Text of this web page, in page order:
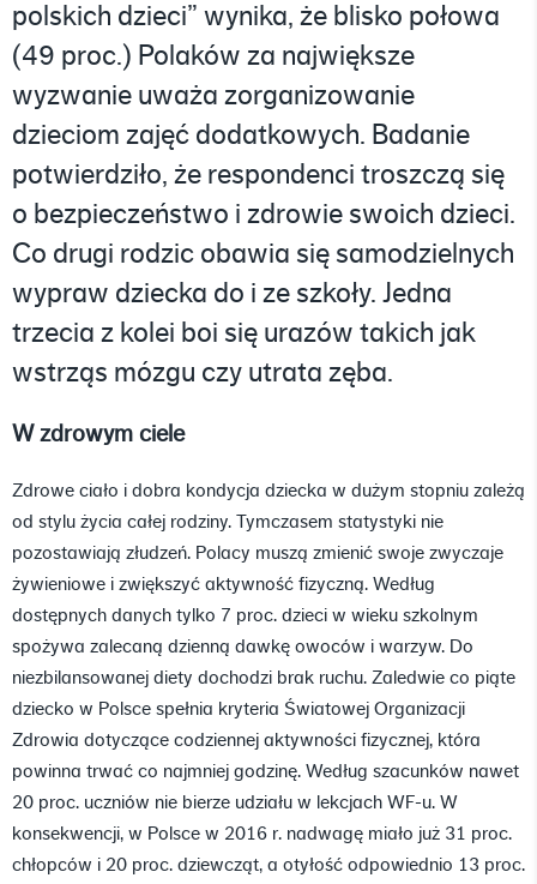
polskich dzieci” wynika, że blisko połowa
(49 proc.) Polaków za największe
wyzwanie uważa zorganizowanie
dzieciom zajęć dodatkowych. Badanie
potwierdziło, że respondenci troszczą się
o bezpieczeństwo i zdrowie swoich dzieci.
Co drugi rodzic obawia się samodzielnych
wypraw dziecka do i ze szkoły. Jedna
trzecia z kolei boi się urazów takich jak
wstrząs mózgu czy utrata zęba.
W zdrowym ciele
Zdrowe ciało i dobra kondycja dziecka w dużym stopniu zależą
od stylu życia całej rodziny. Tymczasem statystyki nie
pozostawiają złudzeń. Polacy muszą zmienić swoje zwyczaje
żywieniowe i zwiększyć aktywność fizyczną. Według
dostępnych danych tylko 7 proc. dzieci w wieku szkolnym
spożywa zalecaną dzienną dawkę owoców i warzyw. Do
niezbilansowanej diety dochodzi brak ruchu. Zaledwie co piąte
dziecko w Polsce spełnia kryteria Światowej Organizacji
Zdrowia dotyczące codziennej aktywności fizycznej, która
powinna trwać co najmniej godzinę. Według szacunków nawet
20 proc. uczniów nie bierze udziału w lekcjach WF-u. W
konsekwencji, w Polsce w 2016 r. nadwagę miało już 31 proc.
chłopców i 20 proc. dziewcząt, a otyłość odpowiednio 13 proc.